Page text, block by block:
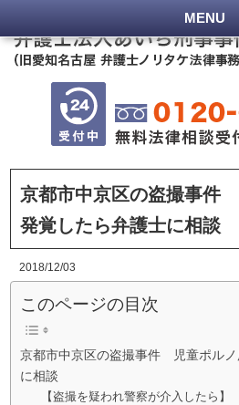
MENU
京都市中京区の盗撮事件
発覚したら弁護士に相談
2018/12/03
このページの目次
京都市中京区の盗撮事件 児童ポル
に相談
【盗撮を疑われ警察が介入したら】